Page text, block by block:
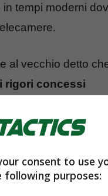
tempi moderni
al vecchio detto
rigori concessi
dove per
accennati.
di stucco i
consent to use
purposes: